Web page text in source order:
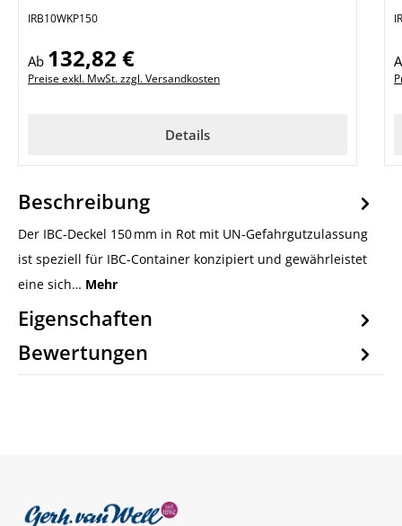
IRB10WKP150
Regulärer Preis:
Ab 132,82 €
Preise exkl. MwSt. zzgl. Versandkosten
Details
Beschreibung
Der IBC-Deckel 150 mm in Rot mit UN-Gefahrgutzulassung
ist speziell für IBC-Container konzipiert und gewährleistet
eine sich… Mehr
Eigenschaften
Bewertungen